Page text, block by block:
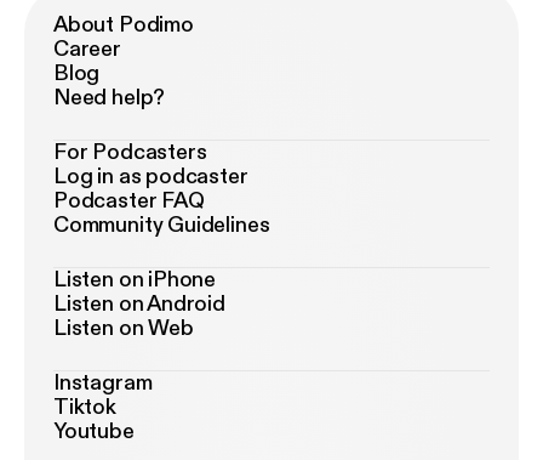
About Podimo
Career
Blog
Need help?
For Podcasters
Log in as podcaster
Podcaster FAQ
Community Guidelines
Listen on iPhone
Listen on Android
Listen on Web
Instagram
Tiktok
Youtube